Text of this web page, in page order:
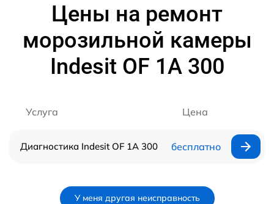
Цены на ремонт
морозильной камеры
Indesit OF 1A 300
Услуга Цена
Диагностика Indesit OF 1A 300 бесплатно
У меня другая неисправность